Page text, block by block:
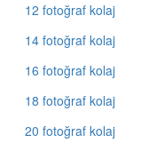
12 fotoğraf kolaj
14 fotoğraf kolaj
16 fotoğraf kolaj
18 fotoğraf kolaj
20 fotoğraf kolaj